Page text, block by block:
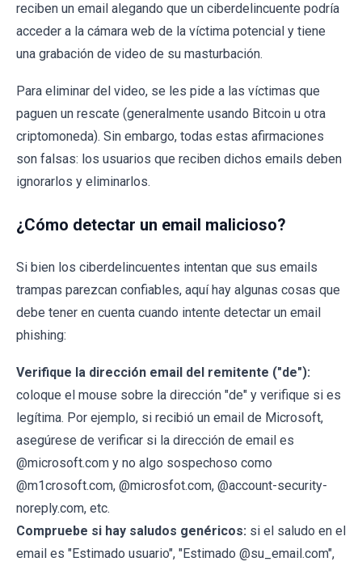
reciben un email alegando que un ciberdelincuente podría
acceder a la cámara web de la víctima potencial y tiene
una grabación de video de su masturbación.
Para eliminar del video, se les pide a las víctimas que
paguen un rescate (generalmente usando Bitcoin u otra
criptomoneda). Sin embargo, todas estas afirmaciones
son falsas: los usuarios que reciben dichos emails deben
ignorarlos y eliminarlos.
¿Cómo detectar un email malicioso?
Si bien los ciberdelincuentes intentan que sus emails
trampas parezcan confiables, aquí hay algunas cosas que
debe tener en cuenta cuando intente detectar un email
phishing:
Verifique la dirección email del remitente ("de"):
coloque el mouse sobre la dirección "de" y verifique si es
legítima. Por ejemplo, si recibió un email de Microsoft,
asegúrese de verificar si la dirección de email es
@microsoft.com y no algo sospechoso como
@m1crosoft.com, @microsfot.com, @account-security-
noreply.com, etc.
Compruebe si hay saludos genéricos: si el saludo en el
email es "Estimado usuario", "Estimado @su_email.com",